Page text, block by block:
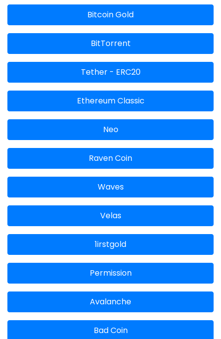
Bitcoin Gold
BitTorrent
Tether - ERC20
Ethereum Classic
Neo
Raven Coin
Waves
Velas
1irstgold
Permission
Avalanche
Bad Coin